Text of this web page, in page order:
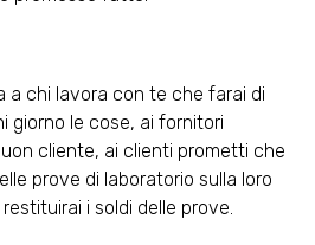
a chi lavora con te che farai di
giorno le cose, ai fornitori
cliente, ai clienti prometti che
prove di laboratorio sulla loro
i soldi delle prove.